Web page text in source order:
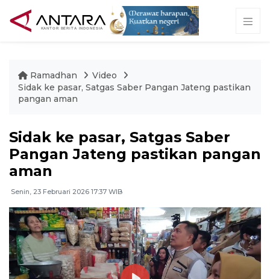
Ramadhan
Video
Sidak ke pasar, Satgas Saber Pangan Jateng pastikan
pangan aman
Sidak ke pasar, Satgas Saber
Pangan Jateng pastikan pangan
aman
Senin, 23 Februari 2026 17:37 WIB